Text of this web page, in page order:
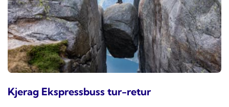
Kjerag Ekspressbuss tur-retur